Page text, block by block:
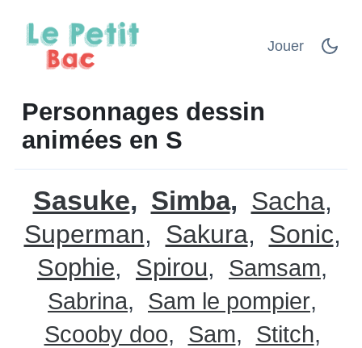
Jouer
Personnages dessin
animées en S
Sasuke Simba
Sacha
Superman
Sakura Sonic
Sophie Spirou
Samsam
Sabrina
Sam le pompier
Scooby doo
Sam
Stitch